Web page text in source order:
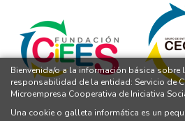
Bienvenida/o a la información básica
responsabilidad de la entidad: Servicio de
Microempresa Cooperativa de Iniciativa
Una cookie o galleta informática es un